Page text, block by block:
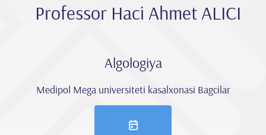
Professor Haci̇ Ahmet ALICI
Algologiya
Medipol Mega universiteti kasalxonasi Bagcilar